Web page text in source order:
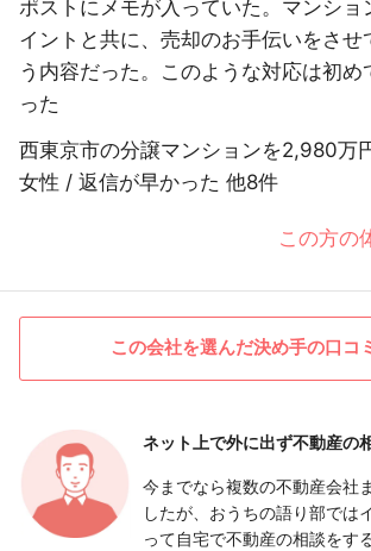
ポストにメモが入っていた。マンショ
イントと共に、売却のお手伝いをさせ
う内容だった。このような対応は初め
った
西東京市の分譲マンションを2,980万
女性 / 返信が早かった 他8件
この方の
この会社を選んだ決め手の口コ
ネット上で外に出ず不動産の
今までなら複数の不動産会社
したが、おうちの語り部では
って自宅で不動産の相談をす